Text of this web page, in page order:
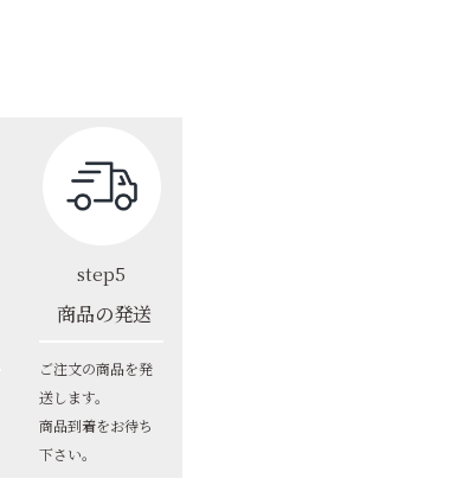
step5
商品の発送
ご注文の商品を発
送します。
商品到着をお待ち
下さい。